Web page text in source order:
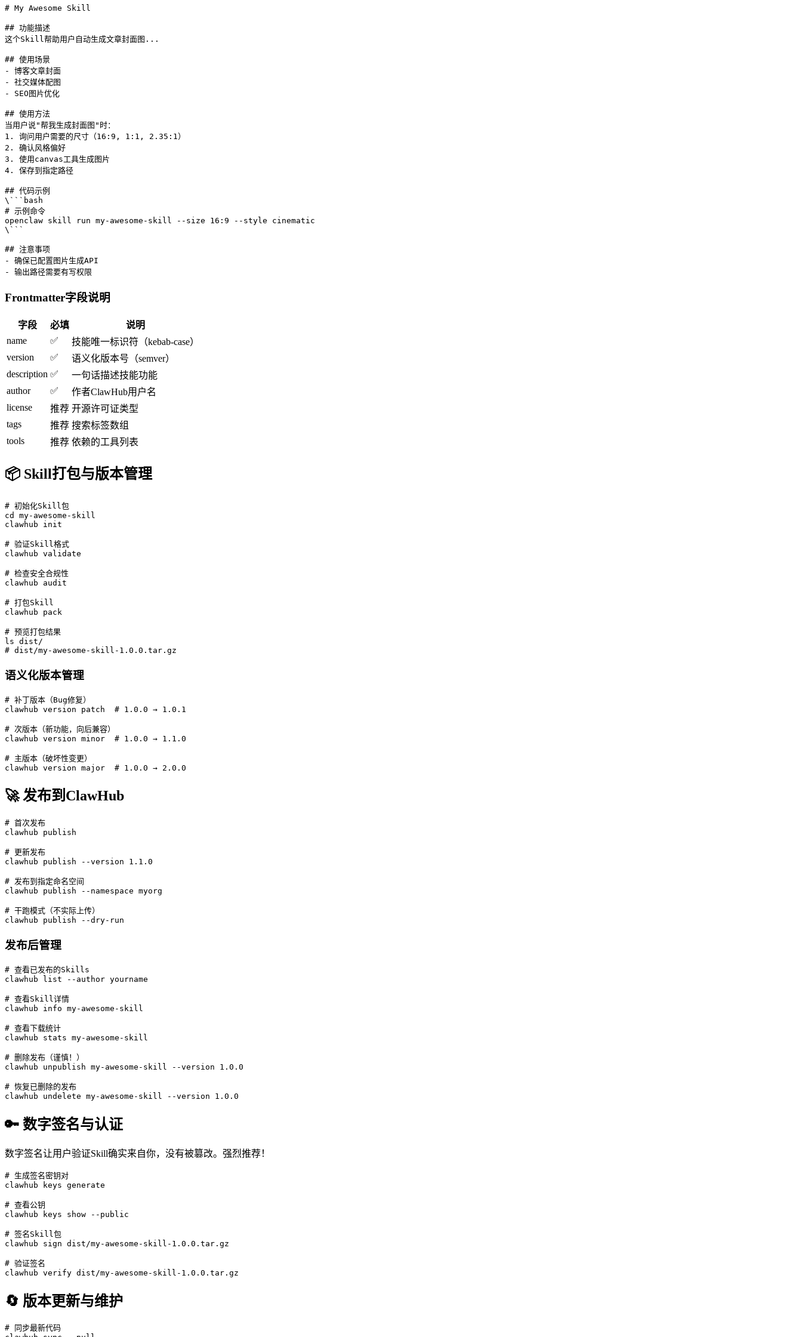
# My Awesome Skill
## 功能描述
这个Skill帮助用户自动生成文章封面图...
## 使用场景
- 博客文章封面
- 社交媒体配图
- SEO图片优化
## 使用方法
当用户说"帮我生成封面图"时：
1. 询问用户需要的尺寸（16:9, 1:1, 2.35:1）
2. 确认风格偏好
3. 使用canvas工具生成图片
4. 保存到指定路径
## 代码示例
\```bash
# 示例命令
openclaw skill run my-awesome-skill --size 16:9 --style cinematic
\```
## 注意事项
- 确保已配置图片生成API
- 输出路径需要有写权限
Frontmatter字段说明
字段 必填
说明
name
✅
技能唯一标识符（kebab-case）
version
✅
语义化版本号（semver）
description ✅
一句话描述技能功能
author
✅
作者ClawHub用户名
license
推荐 开源许可证类型
tags
推荐 搜索标签数组
tools
推荐 依赖的工具列表
📦 Skill打包与版本管理
# 初始化Skill包
cd my-awesome-skill
clawhub init
# 验证Skill格式
clawhub validate
# 检查安全合规性
clawhub audit
# 打包Skill
clawhub pack
# 预览打包结果
ls dist/
# dist/my-awesome-skill-1.0.0.tar.gz
语义化版本管理
# 补丁版本（Bug修复）
clawhub version patch  # 1.0.0 → 1.0.1
# 次版本（新功能，向后兼容）
clawhub version minor  # 1.0.0 → 1.1.0
# 主版本（破坏性变更）
clawhub version major  # 1.0.0 → 2.0.0
🚀 发布到ClawHub
# 首次发布
clawhub publish
# 更新发布
clawhub publish --version 1.1.0
# 发布到指定命名空间
clawhub publish --namespace myorg
# 干跑模式（不实际上传）
clawhub publish --dry-run
发布后管理
# 查看已发布的Skills
clawhub list --author yourname
# 查看Skill详情
clawhub info my-awesome-skill
# 查看下载统计
clawhub stats my-awesome-skill
# 删除发布（谨慎！）
clawhub unpublish my-awesome-skill --version 1.0.0
# 恢复已删除的发布
clawhub undelete my-awesome-skill --version 1.0.0
🔑 数字签名与认证
数字签名让用户验证Skill确实来自你，没有被篡改。强烈推荐！
# 生成签名密钥对
clawhub keys generate
# 查看公钥
clawhub keys show --public
# 签名Skill包
clawhub sign dist/my-awesome-skill-1.0.0.tar.gz
# 验证签名
clawhub verify dist/my-awesome-skill-1.0.0.tar.gz
🔄 版本更新与维护
# 同步最新代码